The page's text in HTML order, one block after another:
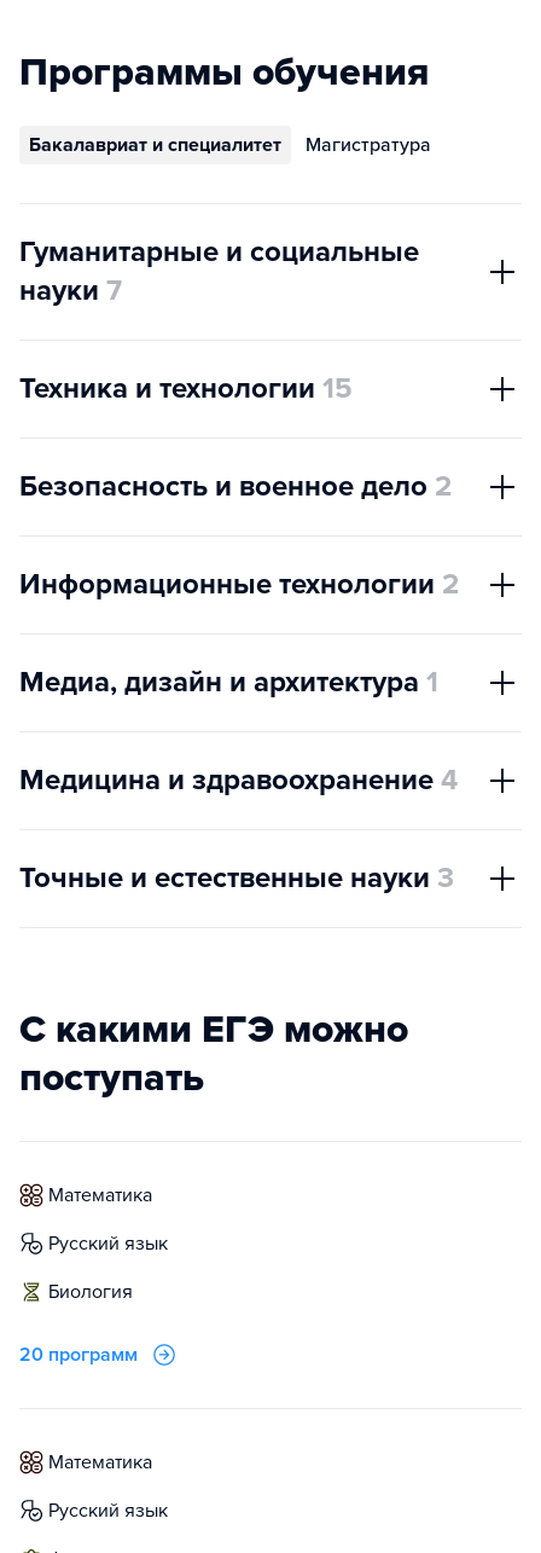
Программы обучения
Бакалавриат и специалитет Магистратура
Гуманитарные и социальные
науки 7
Техника и технологии 15
Безопасность и военное дело 2
Информационные технологии 2
Медиа, дизайн и архитектура 1
Медицина и здравоохранение 4
Точные и естественные науки 3
С какими ЕГЭ можно
поступать
математика
русский язык
биология
20 программ
математика
русский язык